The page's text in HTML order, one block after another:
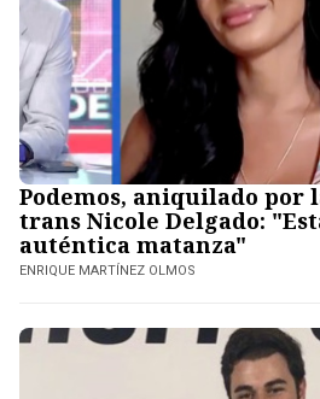
Podemos, aniquilado por
trans Nicole Delgado:
auténtica matanza"
ENRIQUE MARTÍNEZ OLMOS